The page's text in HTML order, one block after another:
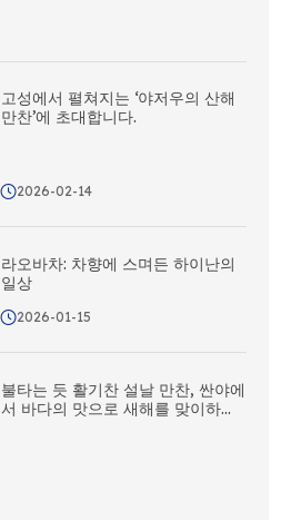
고성에서 펼쳐지는 ‘야저우의 산해
만찬’에 초대합니다.
2026-02-14
라오바차: 차향에 스며든 하이난의
일상
2026-01-15
불타는 듯 활기찬 설날 만찬, 싼야에
서 바다의 맛으로 새해를 맞이하세